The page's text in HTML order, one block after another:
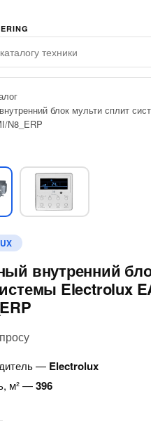
блок мульти сплит
N8_ERP
внутренний
Electrolux
— Electrolux
м² —396